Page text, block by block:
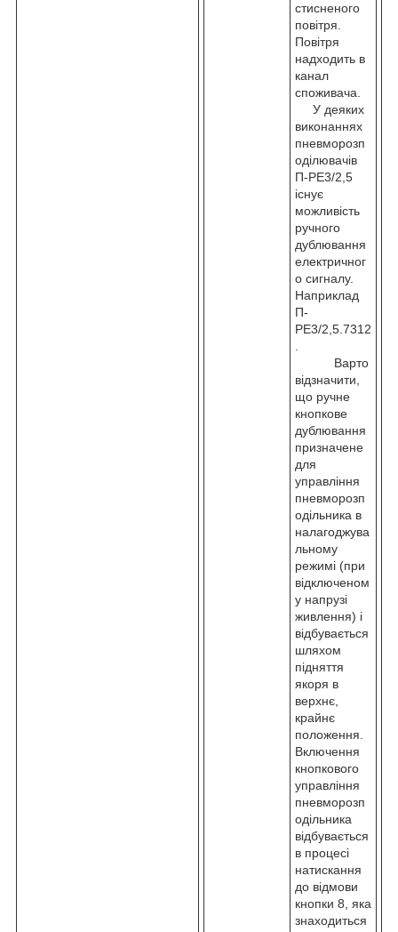
стисненого
повітря.
Повітря
надходить в
канал
споживача.
У деяких
виконаннях
пневморозп
оділювачів
П-РЕ3/2,5
існує
можливість
ручного
дублювання
електричног
о сигналу.
Наприклад
П-
РЕ3/2,5.7312
.
Варто
відзначити,
що ручне
кнопкове
дублювання
призначене
для
управління
пневморозп
одільника в
налагоджува
льному
режимі (при
відключеном
у напрузі
живлення) і
відбувається
шляхом
підняття
якоря в
верхнє,
крайнє
положення.
Включення
кнопкового
управління
пневморозп
одільника
відбувається
в процесі
натискання
до відмови
кнопки 8, яка
знаходиться